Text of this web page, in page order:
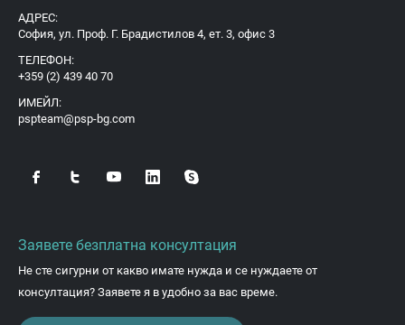
АДРЕС:
София, ул. Проф. Г. Брадистилов 4, ет. 3, офис 3
ТЕЛЕФОН:
+359 (2) 439 40 70
ИМЕЙЛ:
pspteam@psp-bg.com
Заявете безплатна консултация
Не сте сигурни от какво имате нужда и се нуждаете от
консултация? Заявете я в удобно за вас време.